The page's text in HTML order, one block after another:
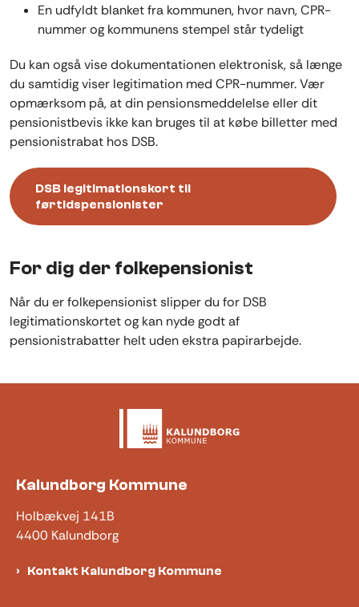
En udfyldt blanket fra kommunen, hvor navn, CPR-
nummer og kommunens stempel står tydeligt
Du kan også vise dokumentationen elektronisk, så længe
du samtidig viser legitimation med CPR-nummer. Vær
opmærksom på, at din pensionsmeddelelse eller dit
pensionistbevis ikke kan bruges til at købe billetter med
pensionistrabat hos DSB.
DSB legitimationskort til
førtidspensionister
For dig der folkepensionist
Når du er folkepensionist slipper du for DSB
legitimationskortet og kan nyde godt af
pensionistrabatter helt uden ekstra papirarbejde.
Kalundborg Kommune
Holbækvej 141B
4400 Kalundborg
Kontakt Kalundborg Kommune